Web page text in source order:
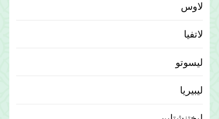
لاوس
لاتفيا
ليسوتو
ليبيريا